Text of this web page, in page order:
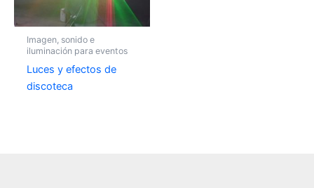
Imagen, sonido e
iluminación para eventos
Luces y efectos de
discoteca